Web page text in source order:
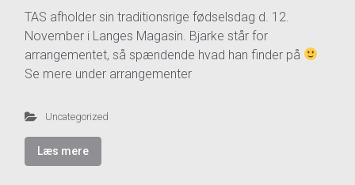
TAS afholder sin traditionsrige fødselsdag d. 12.
November i Langes Magasin. Bjarke står for
arrangementet, så spændende hvad han finder på
Se mere under arrangementer
Uncategorized
Læs mere